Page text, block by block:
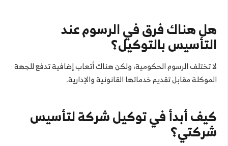
هل هناك فرق في الرسوم عند
التأسيس بالتوكيل؟
لا تختلف الرسوم الحكومية، ولكن هناك أتعاب إضافية تدفع للجهة
الموكلة مقابل تقديم خدماتها القانونية والإدارية.
كيف أبدأ في توكيل شركة لتأسيس
شركتي؟